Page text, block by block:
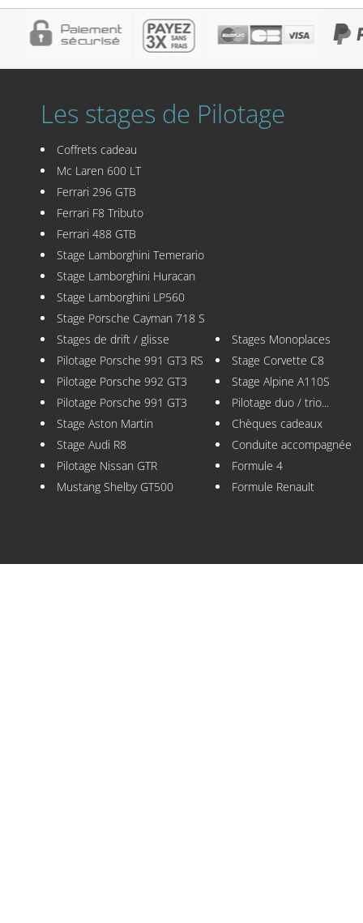
Les stages de Pilotage
Coffrets cadeau
Mc Laren 600 LT
Ferrari 296 GTB
Ferrari F8 Tributo
Ferrari 488 GTB
Stage Lamborghini Temerario
Stage Lamborghini Huracan
Stage Lamborghini LP560
Stage Porsche Cayman 718 S
Stages de drift / glisse
Pilotage Porsche 991 GT3 RS
Pilotage Porsche 992 GT3
Pilotage Porsche 991 GT3
Stage Aston Martin
Stage Audi R8
Pilotage Nissan GTR
Mustang Shelby GT500
Stages Monoplaces
Stage Corvette C8
Stage Alpine A110S
Pilotage duo / trio...
Chèques cadeaux
Conduite accompagnée
Formule 4
Formule Renault